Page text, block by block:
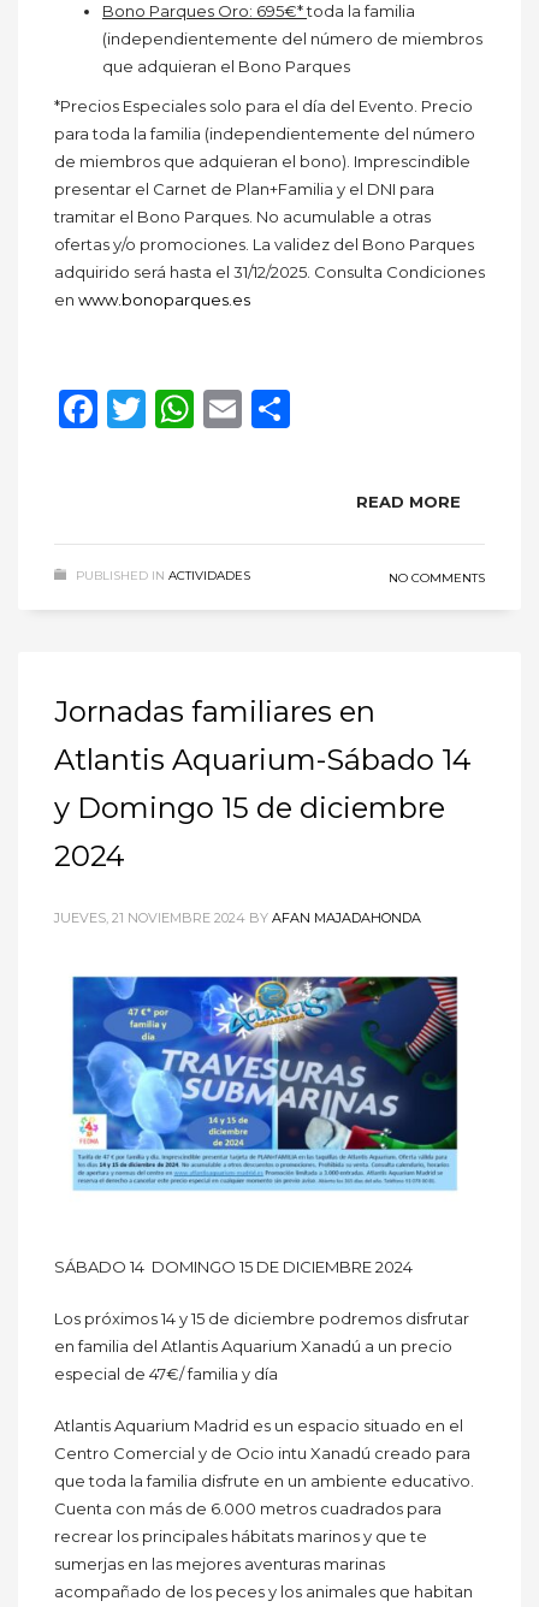
Bono Parques Oro: 695€*toda la familia
(independientemente del número de miembros
que adquieran el Bono Parques
*Precios Especiales solo para el día del Evento. Precio
para toda la familia (independientemente del número
de miembros que adquieran el bono). Imprescindible
presentar el Carnet de Plan+Familia y el DNI para
tramitar el Bono Parques. No acumulable a otras
ofertas y/o promociones. La validez del Bono Parques
adquirido será hasta el 31/12/2025. Consulta Condiciones
en www.bonoparques.es
Facebook
Twitter
WhatsApp
Email
READ MORE
PUBLISHED IN ACTIVIDADES NO COMMENTS
Jornadas familiares en
Atlantis Aquarium-Sábado 14
y Domingo 15 de diciembre
2024
JUEVES, 21 NOVIEMBRE 2024 BY AFAN MAJADAHONDA
SÁBADO 14 DOMINGO 15 DE DICIEMBRE 2024
Los próximos 14 y 15 de diciembre podremos disfrutar
en familia del Atlantis Aquarium Xanadú a un precio
especial de 47€/ familia y día
Atlantis Aquarium Madrid es un espacio situado en el
Centro Comercial y de Ocio intu Xanadú creado para
que toda la familia disfrute en un ambiente educativo.
Cuenta con más de 6.000 metros cuadrados para
recrear los principales hábitats marinos y que te
sumerjas en las mejores aventuras marinas
acompañado de los peces y los animales que habitan